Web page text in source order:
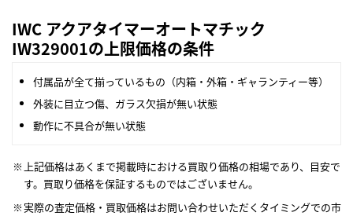
IWC アクアタイマーオートマチック
IW329001の上限価格の条件
付属品が全て揃っているもの（内箱・外箱・ギャランティー等）
外装に目立つ傷、ガラス欠損が無い状態
動作に不具合が無い状態
上記価格はあくまで掲載時における買取り価格の相場であり、目安で
す。買取り価格を保証するものではございません。
実際の査定価格・買取価格はお問い合わせいただくタイミングでの市